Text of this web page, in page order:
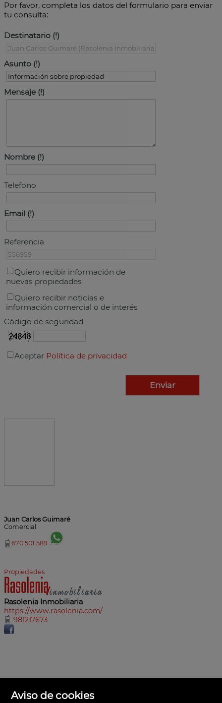
Por favor, completa los datos del formulario para enviar
tu consulta:
Destinatario
Asunto
Mensaje
Nombre
Telefono
Email
Referencia
Quiero recibir información de
nuevas propiedades
Quiero recibir noticias e
información comercial o de interés
Código de seguridad
Aceptar Política de privacidad
Juan Carlos Guimaré
Comercial
670.501.589
Propiedades
Rasolenia Inmobiliaria
https://www.rasolenia.com/
981217673
Aviso de cookies